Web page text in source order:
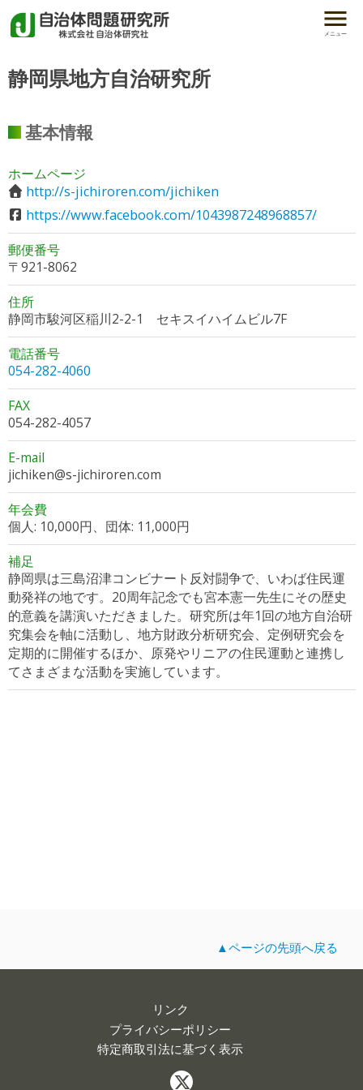
メニュー
静岡県地方自治研究所
基本情報
ホームページ
http://s-jichiroren.com/jichiken
https://www.facebook.com/1043987248968857/
郵便番号
〒921-8062
住所
静岡市駿河区稲川2-2-1 セキスイハイムビル7F
電話番号
054-282-4060
FAX
054-282-4057
E-mail
jichiken@s-jichiroren.com
年会費
個人: 10,000円、団体: 11,000円
補足
静岡県は三島沼津コンビナート反対闘争で、いわば住民運
動発祥の地です。20周年記念でも宮本憲一先生にその歴史
的意義を講演いただきました。研究所は年1回の地方自治研
究集会を軸に活動し、地方財政分析研究会、定例研究会を
定期的に開催するほか、原発やリニアの住民運動と連携し
てさまざまな活動を実施しています。
▲ページの先頭へ戻る
リンク
プライバシーポリシー
特定商取引法に基づく表示